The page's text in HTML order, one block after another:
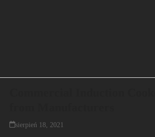
sierpień 18, 2021